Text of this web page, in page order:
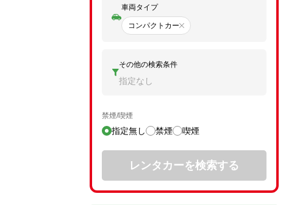
車両タイプ
コンパクトカー
その他の検索条件
指定なし
禁煙/喫煙
指定無し 禁煙 喫煙
レンタカーを検索する